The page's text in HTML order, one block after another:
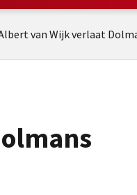
van Wijk verlaat